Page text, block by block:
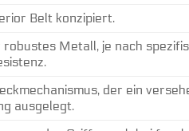
Belt konzipiert.
Metall, je nach
der ein
ausgelegt.